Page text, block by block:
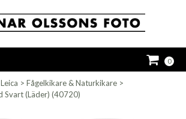
0
Leica > Fågelkikare & Naturkikare >
Svart (Läder) (40720)